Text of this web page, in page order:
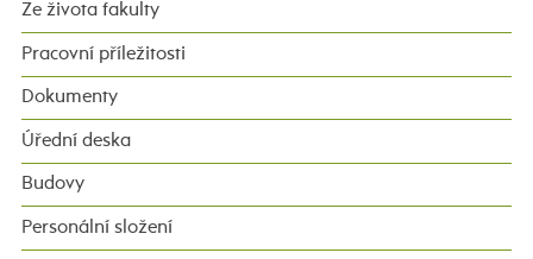
Ze života fakulty
Pracovní příležitosti
Dokumenty
Úřední deska
Budovy
Personální složení